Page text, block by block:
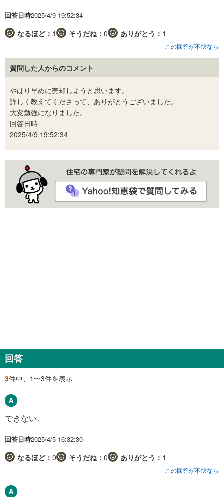
回答日時2025/4/9 19:52:34
なるほど： 1 そうだね： 0 ありがとう： 1
この回答が不快なら
質問した人からのコメント
やはり早めに売却しようと思います。
詳しく教えてくださって、ありがとうございました。
大変勉強になりました。
回答日時
2025/4/9 19:52:34
回答
3件中、1〜3件を表示
できない。
回答日時2025/4/5 16:32:30
なるほど： 0 そうだね： 0 ありがとう： 1
この回答が不快なら